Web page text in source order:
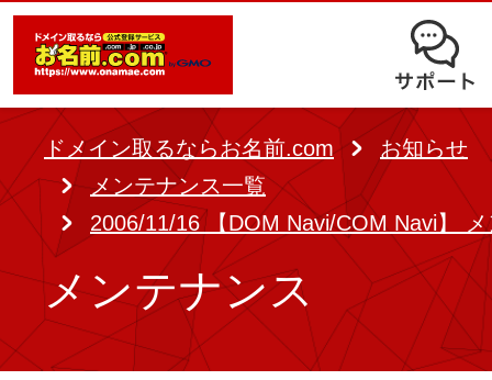
ドメインの期限を更新する
ドメイン更新
ドメイン更新とは
中古ドメインオークション
バックオーダー
.jpドメインバックオーダー
.com/.netドメインバックオ
使いやすさと高機能の両立を実現
独自ドメイン＋サーバーが初期費用
る
SSLも無料でコストパフォーマンス
レンタルサーバー
AIホームページパック
ドメインオプション
ドメイン登録者宛のメール転送も可
Whois情報公開代行
お持ちのドメインを売るなら
ドメイン売買サービス
サポート
サービスに関するご不明点を
よくある質問
ヘルプ
ドメイン取るならお名前.com
お知らせ
メンテナンス一覧
2006/11/16 【DOM Navi/COM Navi】
メンテナンス